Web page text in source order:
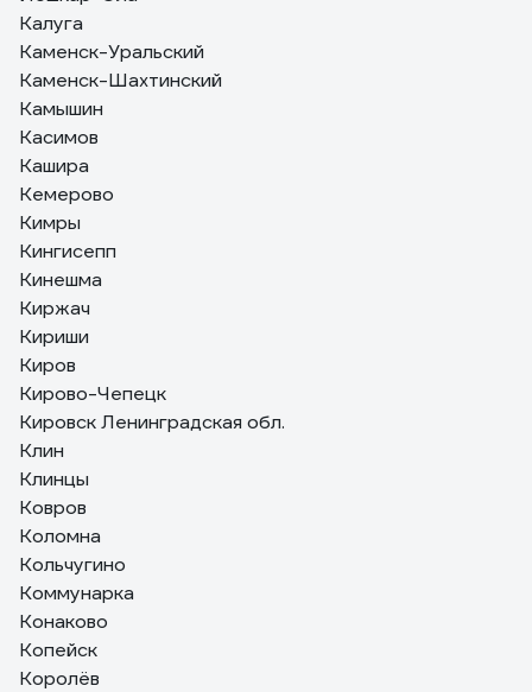
Калуга
Каменск-Уральский
Каменск-Шахтинский
Камышин
Касимов
Кашира
Кемерово
Кимры
Кингисепп
Кинешма
Киржач
Кириши
Киров
Кирово-Чепецк
Кировск Ленинградская обл.
Клин
Клинцы
Ковров
Коломна
Кольчугино
Коммунарка
Конаково
Копейск
Королёв